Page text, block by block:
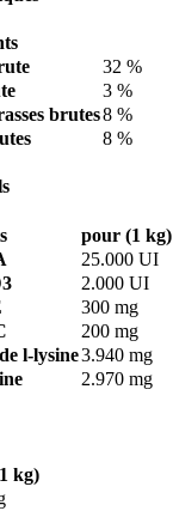
32 %
3 %
brutes8 %
8 %
pour (1 kg)
25.000 UI
2.000 UI
300 mg
200 mg
l-lysine3.940 mg
2.970 mg
kg)